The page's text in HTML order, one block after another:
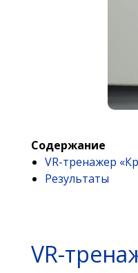
Содержание
VR-тренажер
Результаты
VR-